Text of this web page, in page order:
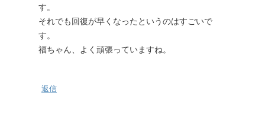
す。
それでも回復が早くなったというのはすごいで
す。
福ちゃん、よく頑張っていますね。
返信